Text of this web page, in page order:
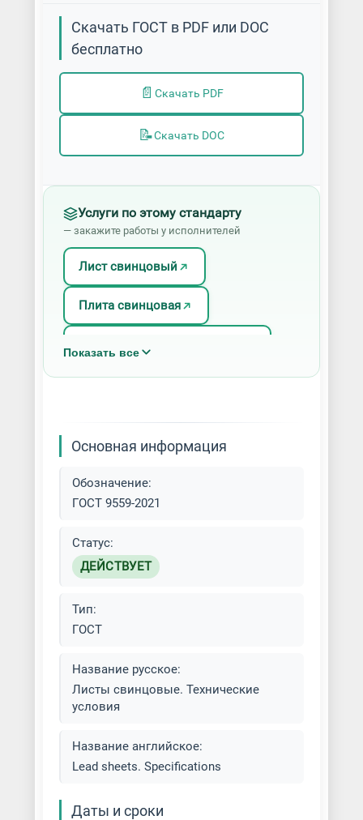
Скачать ГОСТ в PDF или DOC
бесплатно
📄 Скачать PDF
📝Скачать DOC
Услуги по этому стандарту
— закажите работы у исполнителей
Лист свинцовый
Плита свинцовая
Профиль свинцовый
Свинцовый прокат
Штрипс / Лента свинцовая
Показать все
Основная информация
Обозначение:
ГОСТ 9559-2021
Статус:
ДЕЙСТВУЕТ
Тип:
ГОСТ
Название русское:
Листы свинцовые. Технические
условия
Название английское:
Lead sheets. Specifications
Даты и сроки